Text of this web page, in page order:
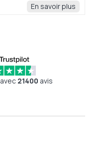
En savoir plus
avec 21400 avis